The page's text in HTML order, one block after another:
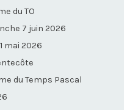
du TO
7 juin 2026
mai 2026
du Temps Pascal